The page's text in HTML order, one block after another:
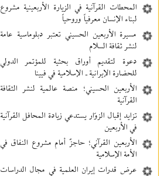
المحطات القرآنية في الزيارة الأربعينية مشروع
لبناء الإنسان معرفیاً وروحياً
مسيرة الأربعين الحسيني تعتبر دبلوماسية عامة
لنشر ثقافة السلام
دعوة لتقديم أوراق بحثية للمؤتمر الدولي
للحضارة الإيرانية ـ الإسلامية في فيينا
الأربعين الحسيني؛ منصة عالمية لنشر الثقافة
القرآنية
تزايد إقبال الزوّار يستدعي زيادة المحافل القرآنية
في الأربعين
الأربعين القرآني؛ حاجزٌ أمام مشروع النفاق في
الأمة الإسلامية
عرض قدرات إيران العلمية في مجال الدراسات